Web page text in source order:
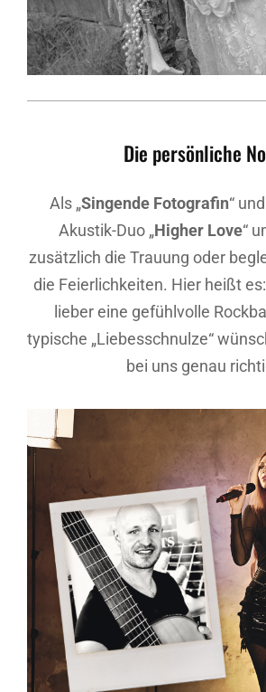
Die persönliche
Als „Singende Fotografin“
Akustik-Duo „Higher Love“
zusätzlich die Trauung oder
die Feierlichkeiten. Hier heißt
lieber eine gefühlvolle
typische „Liebesschnulze“
bei uns genau